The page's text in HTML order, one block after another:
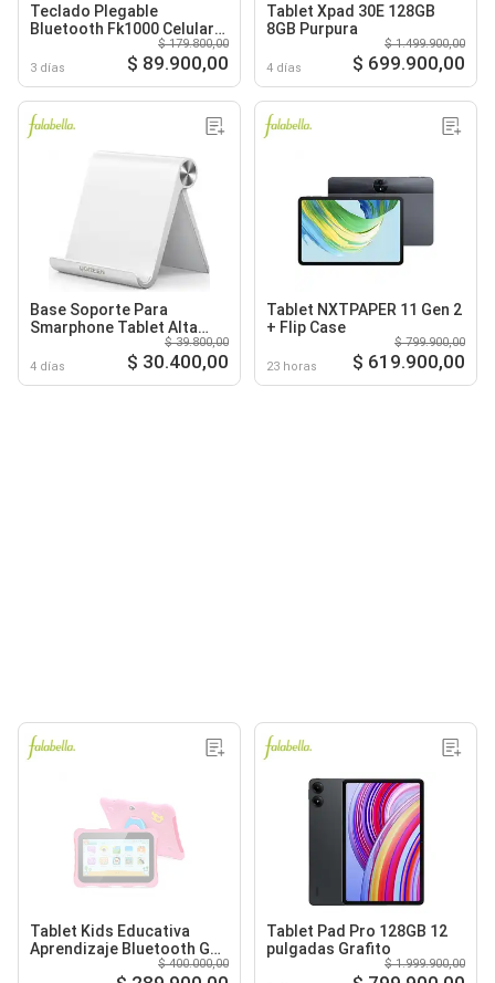
Teclado Plegable
Bluetooth Fk1000 Celular
3 días
$ 179.800,00
$ 89.900,00
Tablet Xpad 30E 128GB
8GB Purpura
4 días
$ 1.499.900,00
$ 699.900,00
Base Soporte Para
Smarphone Tablet Alta
4 días
$ 39.800,00
$ 30.400,00
Tablet NXTPAPER 11 Gen 2
+ Flip Case
23 horas
$ 799.900,00
$ 619.900,00
Tablet Kids Educativa
Aprendizaje Bluetooth Gb
$ 400.000,00
Tablet Pad Pro 128GB 12
pulgadas Grafito
$ 1.999.900,00